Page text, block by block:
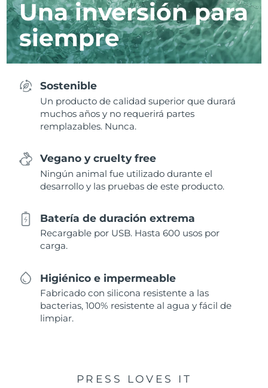
Una inversión para
siempre
Sostenible
Un producto de calidad superior que durará
muchos años y no requerirá partes
remplazables. Nunca.
Vegano y cruelty free
Ningún animal fue utilizado durante el
desarrollo y las pruebas de este producto.
Batería de duración extrema
Recargable por USB. Hasta 600 usos por
carga.
Higiénico e impermeable
Fabricado con silicona resistente a las
bacterias, 100% resistente al agua y fácil de
limpiar.
PRESS LOVES IT